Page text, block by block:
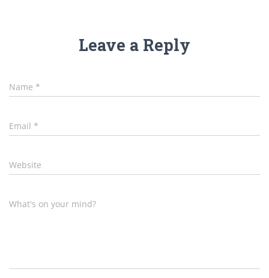
Leave a Reply
Name *
Email *
Website
What's on your mind?